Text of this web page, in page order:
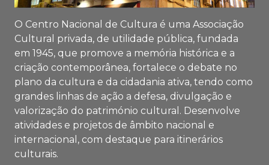
O Centro Nacional de Cultura é uma Associação
Cultural privada, de utilidade pública, fundada
em 1945, que promove a memória histórica e a
criação contemporânea, fortalece o debate no
plano da cultura e da cidadania ativa, tendo como
grandes linhas de ação a defesa, divulgação e
valorização do património cultural. Desenvolve
atividades e projetos de âmbito nacional e
internacional, com destaque para itinerários
culturais.